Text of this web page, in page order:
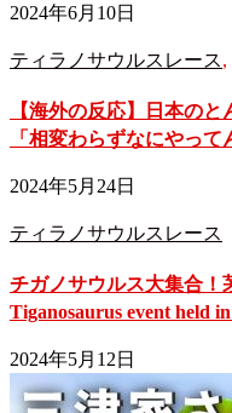
2024年6月10日
ティラノサウルスレース,
【海外の反応】日本の
「相変わらずなにやって
2024年5月24日
ティラノサウルスレース
チガノサウルス大集合！
Tiganosaurus event held
2024年5月12日